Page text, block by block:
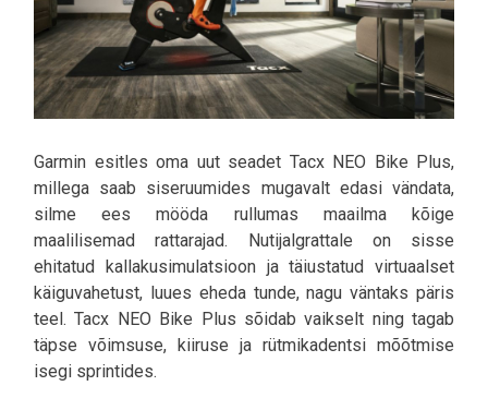
Garmin esitles oma uut seadet Tacx NEO Bike Plus,
millega saab siseruumides mugavalt edasi vändata,
silme ees mööda rullumas maailma kõige
maalilisemad rattarajad. Nutijalgrattale on sisse
ehitatud kallakusimulatsioon ja täiustatud virtuaalset
käiguvahetust, luues eheda tunde, nagu väntaks päris
teel. Tacx NEO Bike Plus sõidab vaikselt ning tagab
täpse võimsuse, kiiruse ja rütmikadentsi mõõtmise
isegi sprintides.